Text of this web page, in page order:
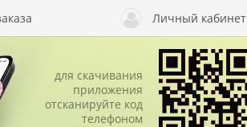
для скачивания
приложения
отсканируйте код
телефоном
Личный кабинет